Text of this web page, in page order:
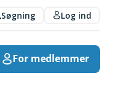
Søgning Log ind
For medlemmer